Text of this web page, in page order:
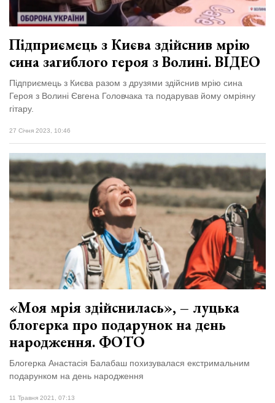
Підприємець з Києва здійснив мрію
сина загиблого героя з Волині. ВІДЕО
Підприємець з Києва разом з друзями здійснив мрію сина
Героя з Волині Євгена Головчака та подарував йому омріяну
гітару.
27 Січня 2023, 10:46
«Моя мрія здійснилась», – луцька
блогерка про подарунок на день
народження. ФОТО
Блогерка Анастасія Балабаш похизувалася екстримальним
подарунком на день народження
11 Травня 2021, 07:13